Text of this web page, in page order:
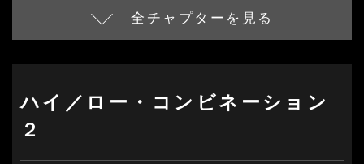
全チャプターを見る
ハイ／ロー・コンビネーション
２